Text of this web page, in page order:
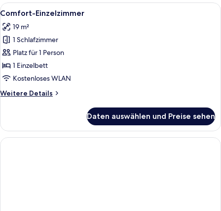
Gartenhaus
Alle
Fotos
für
Comfort-
Einzelzimmer
anzeigen
Ein Badezimmer mit einem weißen
2
Comfort-Einzelzimmer
19 m²
1 Schlafzimmer
Platz für 1 Person
1 Einzelbett
Kostenloses WLAN
Weitere Details
Weitere
Einzelzimmer
Daten auswählen und Preise sehen